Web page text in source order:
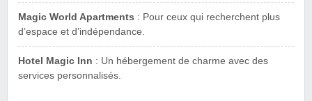
Magic World Apartments : Pour ceux qui recherchent plus
d’espace et d’indépendance.
Hotel Magic Inn : Un hébergement de charme avec des
services personnalisés.